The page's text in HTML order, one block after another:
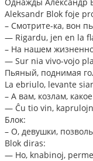
Aleksandr Blok foje
– Смотрите-ка, вон
— Rigardu, jen en la
– На нашем
— Sur nia vivo-vojo
Пьяный, поднимая
La ebriulo, levante
– А вам, козлам,
— Ĉu tio vin,
Блок:
– О, девушки,
Blok diras:
— Ho, knabinoj,